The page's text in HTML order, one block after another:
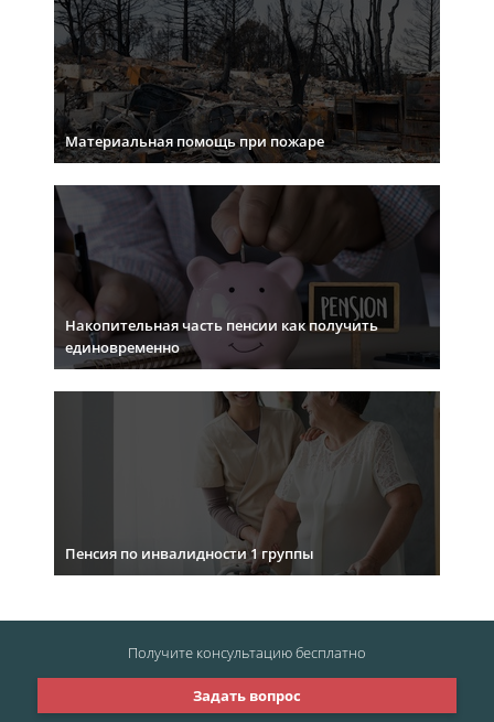
Материальная помощь при пожаре
Накопительная часть пенсии как получить
единовременно
Пенсия по инвалидности 1 группы
Задать вопрос
Получите консультациюбесплатно